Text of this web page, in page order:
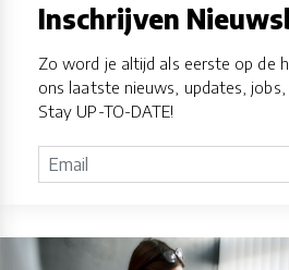
Inschrijven
Zo word je altijd als eerste op de
ons laatste nieuws, updates,
Stay UP-TO-DATE!